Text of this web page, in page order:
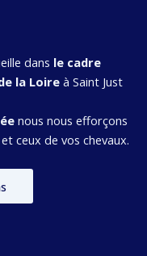
dans le cadre
la Loireà Saint Just
nous nous efforçons
ceux de vos chevaux.